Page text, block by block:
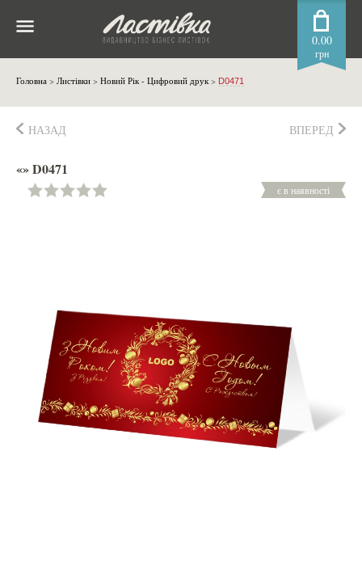
0.00
грн
Головна > Листівки > Новий Рік - Цифровий друк> D0471
НАЗАД ВПЕРЕД
«» D0471
є в наявності